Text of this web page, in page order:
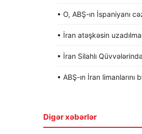
• O, ABŞ-ın İspaniyanı
• İran atəşkəsin
• İran Silahlı
• ABŞ-ın İran
Digər xəbərlər